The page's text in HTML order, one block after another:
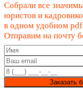
Собрали все
юристов и
в одном удобном
Отправим на почту
Заказать